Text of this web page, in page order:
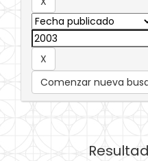
Comenzar nueva